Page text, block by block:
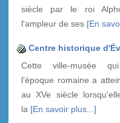
siècle par le roi
l'ampleur de ses [En
Centre historique
Cette ville-musée
l'époque romaine a
au XVe siècle
la [En savoir plus...]